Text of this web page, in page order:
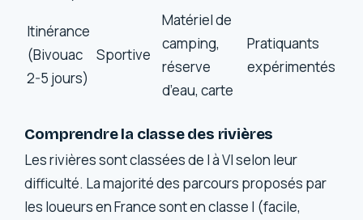
Itinérance
(Bivouac
2-5 jours)
Sportive
Matériel de
camping,
réserve
d’eau, carte
Pratiquants
expérimentés
Comprendre la classe des rivières
Les rivières sont classées de I à VI selon leur
difficulté. La majorité des parcours proposés par
les loueurs en France sont en classe I (facile,